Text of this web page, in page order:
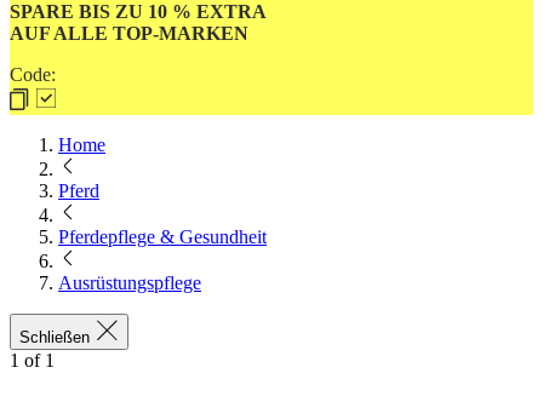
SPARE BIS ZU 10 % EXTRA
AUF ALLE TOP-MARKEN
Code:
Home
Pferd
Pferdepflege & Gesundheit
Ausrüstungspflege
Schließen
1 of 1